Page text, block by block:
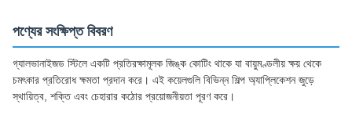
পণ্যের সংক্ষিপ্ত বিবরণ
গ্যালভানাইজড স্টিলে একটি প্রতিরক্ষামূলক জিঙ্ক কোটিং থাকে যা বায়ুমণ্ডলীয় ক্ষয় থেকে
চমৎকার প্রতিরোধ ক্ষমতা প্রদান করে। এই কয়েলগুলি বিভিন্ন শিল্প অ্যাপ্লিকেশন জুড়ে
স্থায়িত্ব, শক্তি এবং চেহারার কঠোর প্রয়োজনীয়তা পূরণ করে।